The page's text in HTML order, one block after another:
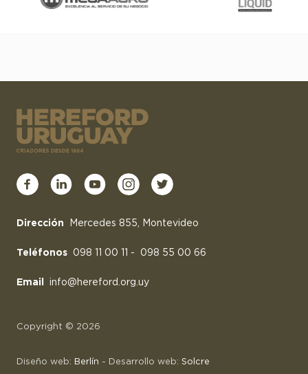
Dirección Mercedes 855, Montevideo
Teléfonos 098 11 00 11 - 098 55 00 66
Email info@hereford.org.uy
Copyright © 2026
Diseño web: Berlín - Desarrollo web: Solcre